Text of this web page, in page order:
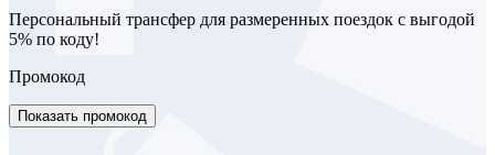
Персональный трансфер для размеренных поездок с выгодой
5% по коду!
Промокод
Показать промокод